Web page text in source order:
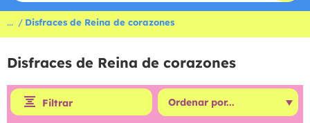
... Disfraces de Reina de corazones
Disfraces de Reina de corazones
Filtrar